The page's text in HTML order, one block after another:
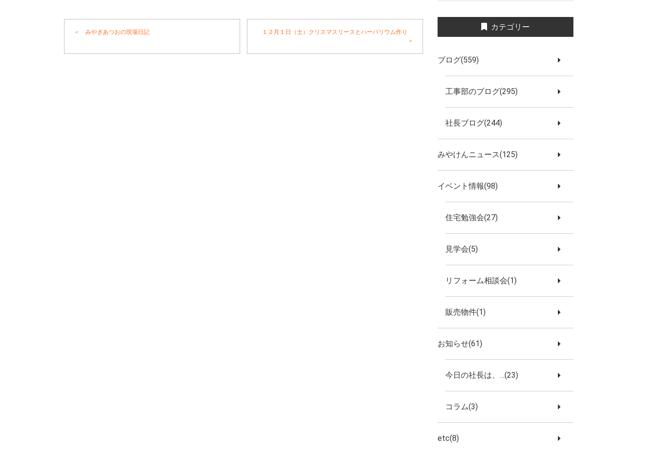
＜ みやぎあつおの現場日記
１２月１日（土）クリスマスリースとハーバリウム作り
＞
カテゴリー
ブログ(559)
工事部のブログ(295)
社長ブログ(244)
みやけんニュース(125)
イベント情報(98)
住宅勉強会(27)
見学会(5)
リフォーム相談会(1)
販売物件(1)
お知らせ(61)
今日の社長は、…(23)
コラム(3)
etc(8)